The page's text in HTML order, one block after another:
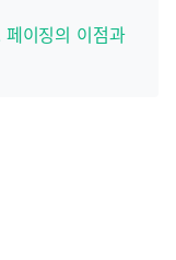
이징의 이점과